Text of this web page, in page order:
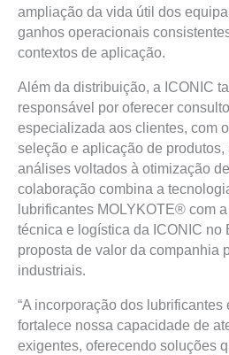
ampliação da vida útil dos
ganhos operacionais
contextos de aplicação.
Além da distribuição, a ICONIC
responsável por oferecer
especializada aos clientes, com
seleção e aplicação de produtos,
análises voltados à otimização
colaboração combina a
lubrificantes MOLYKOTE® com
técnica e logística da ICONIC no
proposta de valor da companhia
industriais.
“A incorporação dos
fortalece nossa capacidade de
exigentes, oferecendo soluções